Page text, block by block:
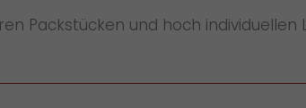
Packstücken und hoch